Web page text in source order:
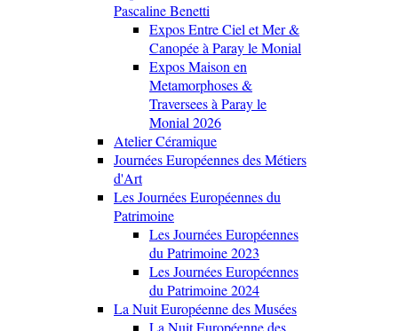
Pascaline Benetti
Expos Entre Ciel et Mer &
Canopée à Paray le Monial
Expos Maison en
Metamorphoses &
Traversees à Paray le
Monial 2026
Atelier Céramique
Journées Européennes des Métiers
d'Art
Les Journées Européennes du
Patrimoine
Les Journées Européennes
du Patrimoine 2023
Les Journées Européennes
du Patrimoine 2024
La Nuit Européenne des Musées